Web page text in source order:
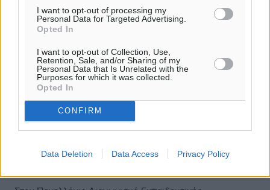
I want to opt-out of processing my
Personal Data for Targeted Advertising.
Opted In
I want to opt-out of Collection, Use,
Retention, Sale, and/or Sharing of my
Personal Data that Is Unrelated with the
Purposes for which it was collected.
Opted In
CONFIRM
Data Deletion Data Access Privacy Policy
Μαθητές του 11ου Δημοτικού
Σχολείου συμμετέχουν σε πανελλήνιο
διαγωνισμό εκπαιδευτικής